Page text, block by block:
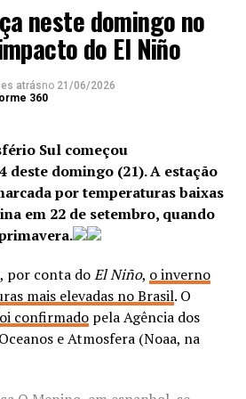
de neuroimagem sugerindo
de uso deálcool estão
saúde cerebral, bem como a
entre o uso deálcool
alguns tipos de câncer.
a começar a beber”,
do novoestudo.
apontam que qualquer
da Delegacia de Repressão aos
Imaterial (DRCPIM)
com dezenas de
seis fuzis ao longo
na comunidade da Muzema, no
pelo Comando Vermelho
. Em
três criminosos foram
a um hospital público na
ANÚNCIO
neste domingo no
do El Niño
atrásno 21/06/2026
360
Sul começou
deste domingo (21). A estação
por temperaturas baixas
em 22 de setembro, quando
por conta doEl Niño, o inverno
mais elevadas no Brasil. O
confirmadopela Agência dos
e Atmosfera (Noaa, na